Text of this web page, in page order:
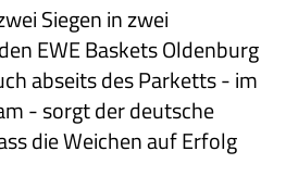
Siegen in zwei
EWE Baskets Oldenburg
abseits des Parketts - im
- sorgt der deutsche
die Weichen auf Erfolg